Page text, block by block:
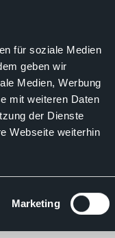
für soziale Medien
geben wir
Medien, Werbung
mit weiteren Daten
der Dienste
Webseite weiterhin
Marketing